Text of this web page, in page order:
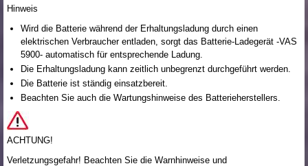
Hinweis
Wird die Batterie während der Erhaltungsladung durch einen
elektrischen Verbraucher entladen, sorgt das Batterie-Ladegerät -VAS
5900- automatisch für entsprechende Ladung.
Die Erhaltungsladung kann zeitlich unbegrenzt durchgeführt werden.
Die Batterie ist ständig einsatzbereit.
Beachten Sie auch die Wartungshinweise des Batterieherstellers.
ACHTUNG!
Verletzungsgefahr! Beachten Sie die Warnhinweise und